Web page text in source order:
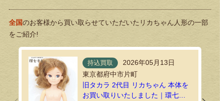
全国のお客様から買い取らせていただいたリカちゃん人形の一部
をご紹介!
持込買取
2026年05月13日
東京都府中市片町
旧タカラ 2代目 リカちゃん 本体を
お買い取りいたしました｜環七ホ